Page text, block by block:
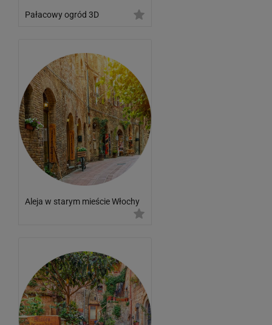
Pałacowy ogród 3D
Aleja w starym mieście Włochy